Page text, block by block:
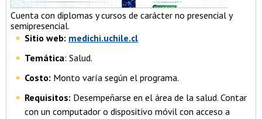
Cuenta con diplomas y cursos de carácter no presencial y
semipresencial.
Sitio web: medichi.uchile.cl
Temática: Salud.
Costo: Monto varía según el programa.
Requisitos: Desempeñarse en el área de la salud. Contar
con un computador o dispositivo móvil con acceso a